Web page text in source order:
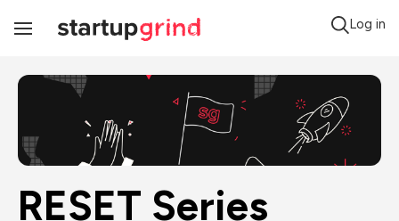
Toggle
Log in
RESET Series